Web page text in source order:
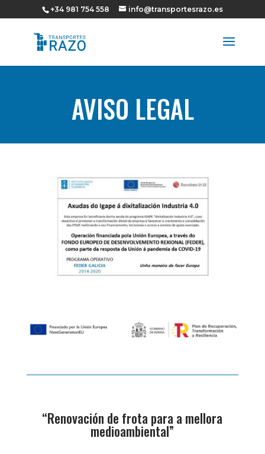
Abrir barra de herramientas
+34 981 754 558 info@transportesrazo.es
AVISO LEGAL
“Renovación de frota para a mellora
medioambiental”